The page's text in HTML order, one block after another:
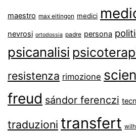
maestro max eitingon medici
nevrosi ortodossia padre persona
psicanalisi
resistenza rimozione
freud sándor ferenczi
traduzioni transfert